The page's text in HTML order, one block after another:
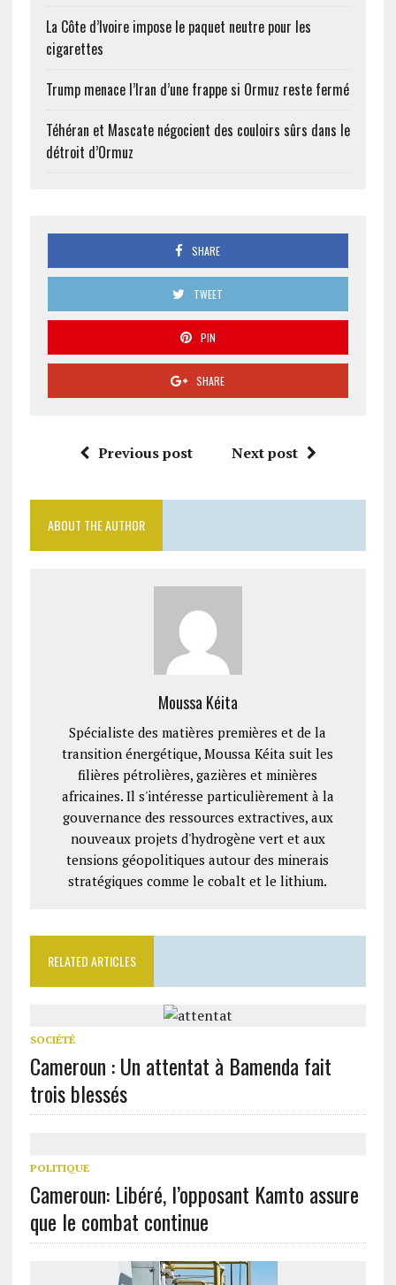
La Côte d’Ivoire impose le paquet neutre pour les
cigarettes
Trump menace l’Iran d’une frappe si Ormuz reste fermé
Téhéran et Mascate négocient des couloirs sûrs dans le
détroit d’Ormuz
SHARE
TWEET
PIN
SHARE
Previous post Next post
ABOUT THE AUTHOR
Moussa Kéita
Spécialiste des matières premières et de la
transition énergétique, Moussa Kéita suit les
filières pétrolières, gazières et minières
africaines. Il s'intéresse particulièrement à la
gouvernance des ressources extractives, aux
nouveaux projets d'hydrogène vert et aux
tensions géopolitiques autour des minerais
stratégiques comme le cobalt et le lithium.
RELATED ARTICLES
SOCIÉTÉ
Cameroun : Un attentat à Bamenda fait
trois blessés
POLITIQUE
Cameroun: Libéré, l’opposant Kamto assure
que le combat continue